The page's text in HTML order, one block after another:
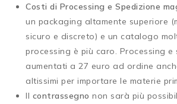
Costi di Processing e Spedizione
un packaging altamente superiore
sicuro e discreto) e un catalogo
processing è più caro. Processing e
aumentati a 27 euro ad ordine
altissimi per importare le materie
Il contrassegno non sarà più